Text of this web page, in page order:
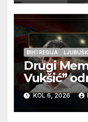
pripadnika
BIH I REGIJA
Drugi
Vukšić”
12.KOL 6, 2026